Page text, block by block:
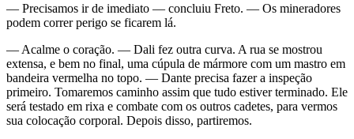
— Precisamos ir de imediato — concluiu Freto. — Os mineradores
podem correr perigo se ficarem lá.
— Acalme o coração. — Dali fez outra curva. A rua se mostrou
extensa, e bem no final, uma cúpula de mármore com um mastro em
bandeira vermelha no topo. — Dante precisa fazer a inspeção
primeiro. Tomaremos caminho assim que tudo estiver terminado. Ele
será testado em rixa e combate com os outros cadetes, para vermos
sua colocação corporal. Depois disso, partiremos.